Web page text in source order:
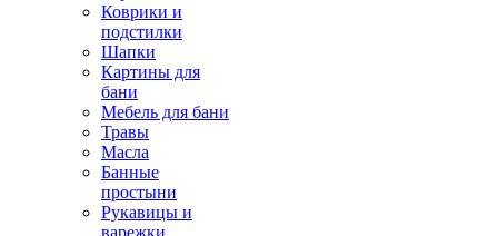
Коврики и
подстилки
Шапки
Картины для
бани
Мебель для бани
Травы
Масла
Банные
простыни
Рукавицы и
варежки